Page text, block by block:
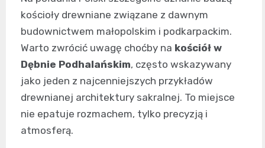
kościoły drewniane związane z dawnym
budownictwem małopolskim i podkarpackim.
Warto zwrócić uwagę choćby na kościół w
Dębnie Podhalańskim, często wskazywany
jako jeden z najcenniejszych przykładów
drewnianej architektury sakralnej. To miejsce
nie epatuje rozmachem, tylko precyzją i
atmosferą.